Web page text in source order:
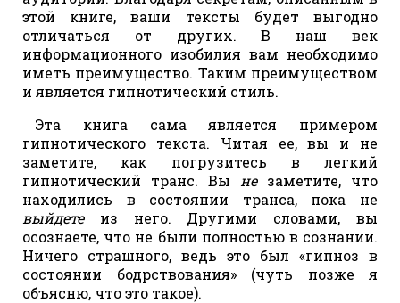
этой книге, ваши тексты будет выгодно
отличаться от других. В наш век
информационного изобилия вам необходимо
иметь преимущество. Таким преимуществом
и является гипнотический стиль.
Эта книга сама является примером
гипнотического текста. Читая ее, вы и не
заметите, как погрузитесь в легкий
гипнотический транс. Вы незаметите, что
находились в состоянии транса, пока не
выйдетеиз него. Другими словами, вы
осознаете, что не были полностью в сознании.
Ничего страшного, ведь это был «гипноз в
состоянии бодрствования» (чуть позже я
объясню, что это такое).